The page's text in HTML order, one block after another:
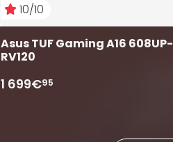
10/10
Asus TUF Gaming A16 608UP-
RV120
1 699€95